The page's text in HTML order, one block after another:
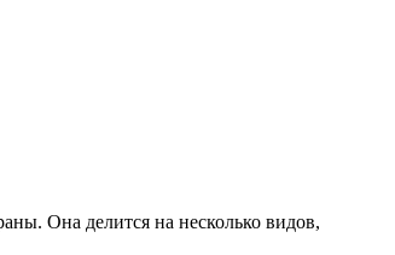
Она делится на несколько видов,